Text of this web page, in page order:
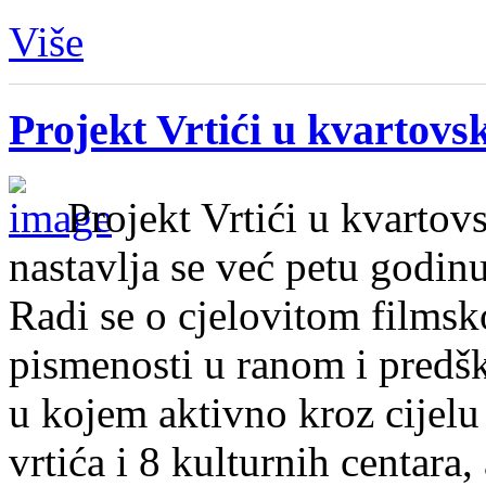
Više
Projekt Vrtići u
Projekt Vrtići u
nastavlja se već petu
Radi se o cjelovitom
pismenosti u ranom i
u kojem aktivno kroz
vrtića i 8 kulturnih